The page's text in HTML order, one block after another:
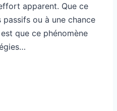
apparent. Que ce
ou à une chance
que ce phénomène